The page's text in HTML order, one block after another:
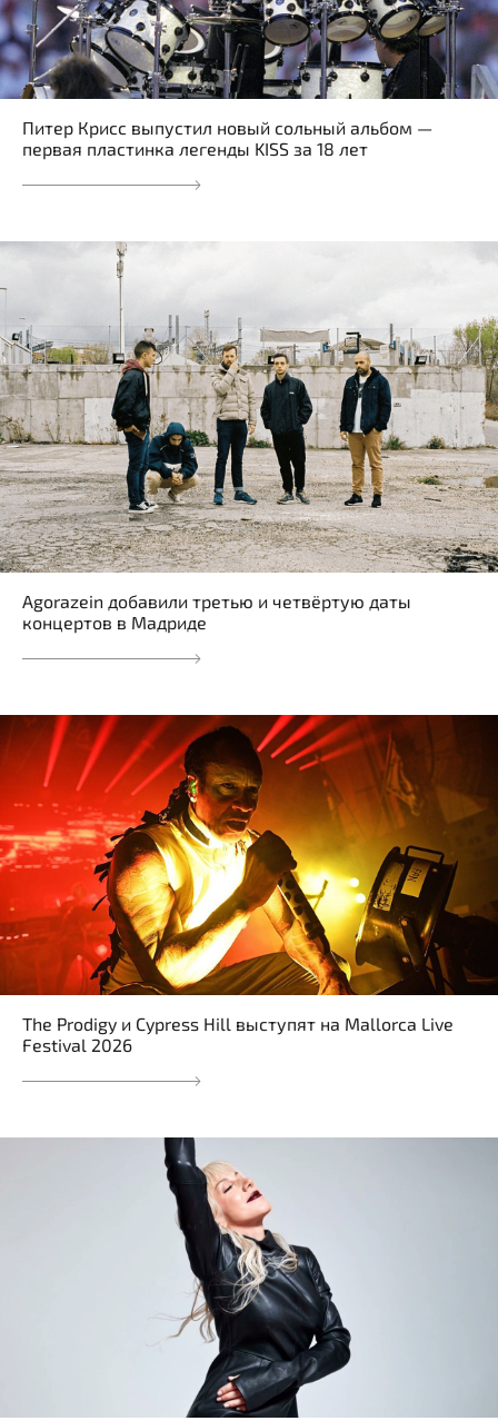
Питер Крисс выпустил новый сольный альбом —
первая пластинка легенды KISS за 18 лет
Agorazein добавили третью и четвёртую даты
концертов в Мадриде
The Prodigy и Cypress Hill выступят на Mallorca Live
Festival 2026